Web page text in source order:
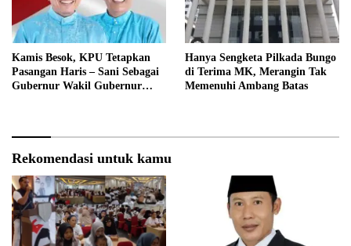
Kamis Besok, KPU Tetapkan
Pasangan Haris – Sani Sebagai
Gubernur Wakil Gubernur
Hanya Sengketa Pilkada Bungo
di Terima MK, Merangin Tak
Memenuhi Ambang Batas
Rekomendasi untuk kamu